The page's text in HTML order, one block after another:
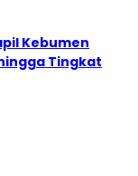
Kebumen
Tingkat